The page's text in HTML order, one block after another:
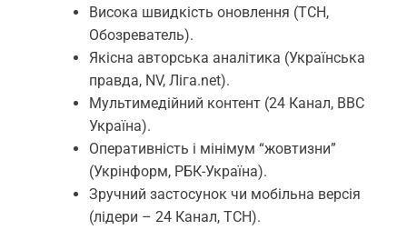
Висока швидкість оновлення (ТСН,
Обозреватель).
Якісна авторська аналітика (Українська
правда, NV, Ліга.net).
Мультимедійний контент (24 Канал, BBC
Україна).
Оперативність і мінімум “жовтизни”
(Укрінформ, РБК-Україна).
Зручний застосунок чи мобільна версія
(лідери – 24 Канал, ТСН).